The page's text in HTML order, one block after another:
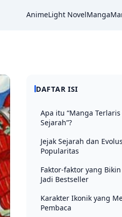
AnimeLight NovelManga
DAFTAR ISI
Apa itu “Manga
Sejarah”?
Jejak Sejarah dan
Popularitas
Faktor‑faktor yang
Jadi Bestseller
Karakter Ikonik yang
Pembaca